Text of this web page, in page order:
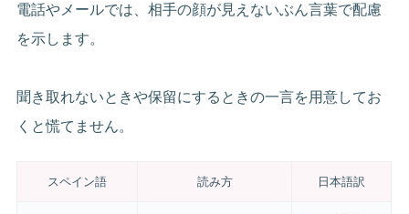
電話やメールでは、相手の顔が見えないぶん言葉で配慮
を示します。
聞き取れないときや保留にするときの一言を用意してお
くと慌てません。
スペイン語 読み方 日本語訳